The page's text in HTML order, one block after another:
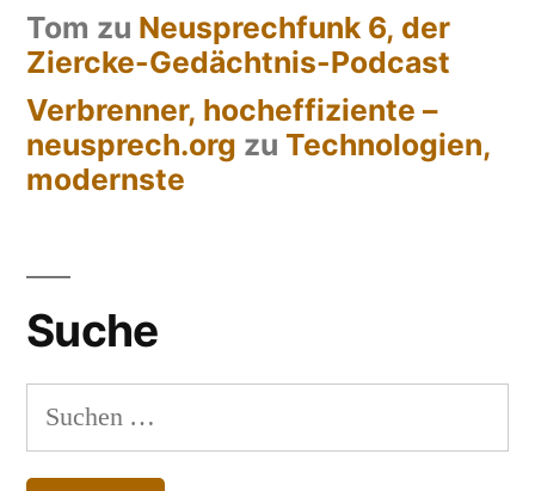
Tom zu Neusprechfunk 6, der
Ziercke-Gedächtnis-Podcast
Verbrenner, hocheffiziente –
neusprech.org zu Technologien,
modernste
Suche
Suchen
nach: